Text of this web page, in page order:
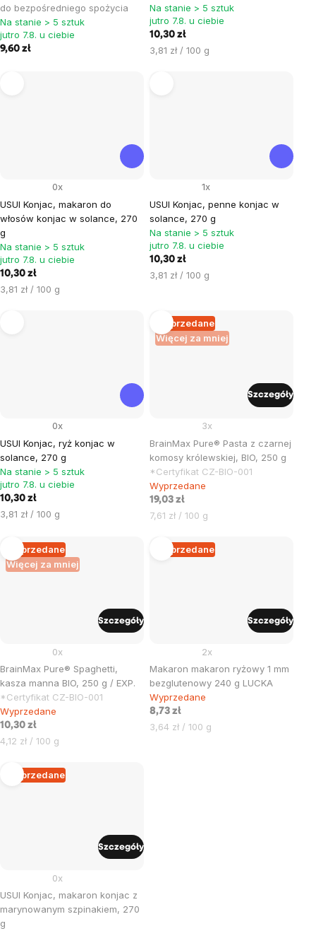
do bezpośredniego spożycia
Na stanie > 5 sztuk
jutro 7.8. u ciebie
9,60 zł
Na stanie > 5 sztuk
jutro 7.8. u ciebie
10,30 zł
Cena
3,81 zł / 100 g
USUI Konjac, makaron do
włosów konjac w solance, 270
g
0x
Na stanie > 5 sztuk
jutro 7.8. u ciebie
10,30 zł
Cena
3,81 zł / 100 g
USUI Konjac, penne konjac w
solance, 270 g
1x
Na stanie > 5 sztuk
jutro 7.8. u ciebie
10,30 zł
Cena
3,81 zł / 100 g
USUI Konjac, ryż konjac w
solance, 270 g
0x
Na stanie > 5 sztuk
jutro 7.8. u ciebie
10,30 zł
Cena
3,81 zł / 100 g
Więcej za mniej
Wyprzedane
BrainMax Pure® Pasta z czarnej
komosy królewskiej, BIO, 250 g
*Certyfikat CZ-BIO-001
3x
Wyprzedane
19,03 zł
Cena
7,61 zł / 100 g
Szczegóły
Więcej za mniej
Wyprzedane
BrainMax Pure® Spaghetti,
kasza manna BIO, 250 g / EXP.
*Certyfikat CZ-BIO-001
0x
Wyprzedane
10,30 zł
Cena
4,12 zł / 100 g
Szczegóły
Wyprzedane
Makaron makaron ryżowy 1 mm
bezglutenowy 240 g LUCKA
2x
Wyprzedane
8,73 zł
Cena
3,64 zł / 100 g
Szczegóły
Wyprzedane
USUI Konjac, makaron konjac z
marynowanym szpinakiem, 270
g
0x
Szczegóły